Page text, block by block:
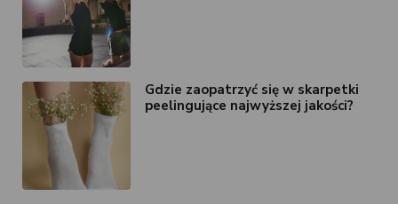
Gdzie zaopatrzyć się w skarpetki
peelingujące najwyższej jakości?